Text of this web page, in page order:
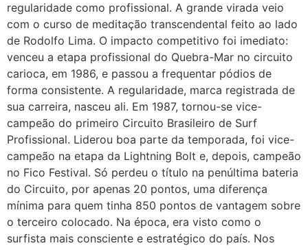
regularidade como profissional. A grande virada veio
com o curso de meditação transcendental feito ao lado
de Rodolfo Lima. O impacto competitivo foi imediato:
venceu a etapa profissional do Quebra-Mar no circuito
carioca, em 1986, e passou a frequentar pódios de
forma consistente. A regularidade, marca registrada de
sua carreira, nasceu ali. Em 1987, tornou-se vice-
campeão do primeiro Circuito Brasileiro de Surf
Profissional. Liderou boa parte da temporada, foi vice-
campeão na etapa da Lightning Bolt e, depois, campeão
no Fico Festival. Só perdeu o título na penúltima bateria
do Circuito, por apenas 20 pontos, uma diferença
mínima para quem tinha 850 pontos de vantagem sobre
o terceiro colocado. Na época, era visto como o
surfista mais consciente e estratégico do país. Nos